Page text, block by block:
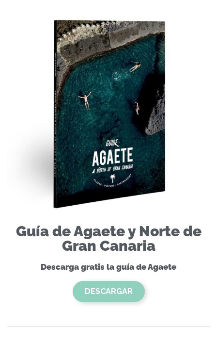
Guía de Agaete y Norte de
Gran Canaria
Descarga gratis la guía de Agaete
DESCARGAR